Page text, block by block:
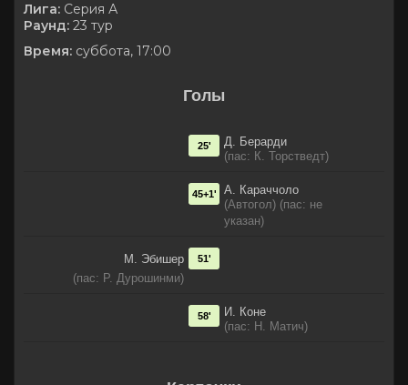
Лига: Серия А
Раунд: 23 тур
Время: суббота, 17:00
Голы
Д. Берарди
(пас: К. Торстведт)
25'
А. Караччоло
(Автогол) (пас: не
указан)
45+1'
М. Эбишер
(пас: Р. Дурошинми)
51'
И. Коне
(пас: Н. Матич)
58'